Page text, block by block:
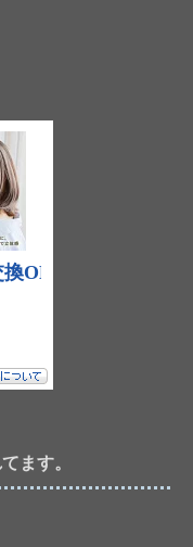
ます。